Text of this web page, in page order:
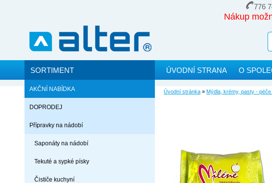
776
Nákup
SORTIMENT ÚVODNÍ STRANA O
AKČNÍ NABÍDKA
DOPRODEJ
Přípravky na nádobí
Saponáty na nádobí
Tekuté a sypké písky
Čističe kuchyní
Úvodní stránka » Mýdla, krémy, pasty -